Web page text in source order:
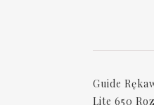
Guide
Lite 650